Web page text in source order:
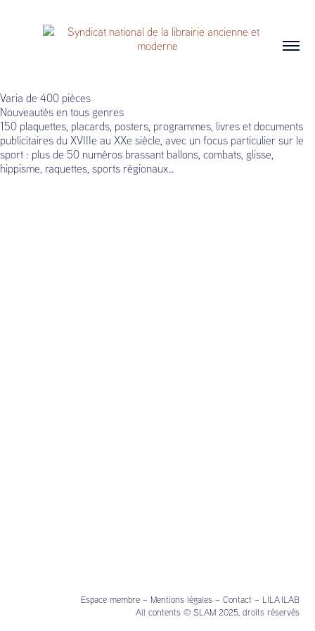
Varia de 400 pièces
Nouveautés en tous genres
150 plaquettes, placards, posters, programmes, livres et documents
publicitaires du XVIIIe au XXe siècle, avec un focus particulier sur le
sport : plus de 50 numéros brassant ballons, combats, glisse,
hippisme, raquettes, sports régionaux…
Espace membre– Mentions légales– Contact – LILA ILAB
All contents © SLAM 2025, droits réservés